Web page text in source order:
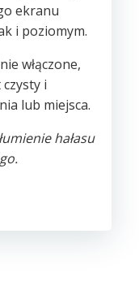
ekranu
i poziomym.
włączone,
i
lub miejsca.
hałasu